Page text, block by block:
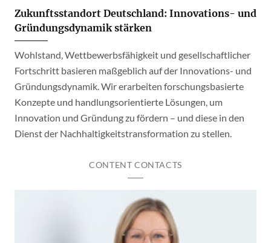
Zukunftsstandort Deutschland: Innovations- und
Gründungsdynamik stärken
Wohlstand, Wettbewerbsfähigkeit und gesellschaftlicher
Fortschritt basieren maßgeblich auf der Innovations- und
Gründungsdynamik. Wir erarbeiten forschungsbasierte
Konzepte und handlungsorientierte Lösungen, um
Innovation und Gründung zu fördern – und diese in den
Dienst der Nachhaltigkeitstransformation zu stellen.
CONTENT CONTACTS